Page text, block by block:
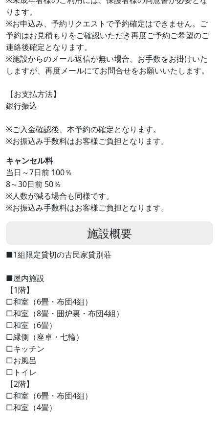
ります。
※お申込み、予約リクエストで予約確定はできません。ご
予約はお見積もりをご確認いただき再度ご予約ご希望のご
連絡後確定となります。
※施設からのメール返信が無い場合、お手数をお掛けいた
しますが、再度メールにてお問合せをお願いいたします。
【お支払方法】
銀行振込
※ご入金確認後、本予約の確定となります。
※お振込み手数料はお客様ご負担となります。
キャンセル料
当日～7日前 100％
8～30日前 50％
※人数が減る場合も同様です。
※お振込み手数料はお客様ご負担となります。
施設概要
■1組限定貸切の古民家貸別荘
■屋内施設
【1階】
□和室（6畳・布団4組）
□和室（8畳・囲炉裏・布団4組）
□和室（6畳）
□縁側（座卓・七輪）
□キッチン
□お風呂
□トイレ
【2階】
□和室（6畳・布団4組）
□和室（4畳）